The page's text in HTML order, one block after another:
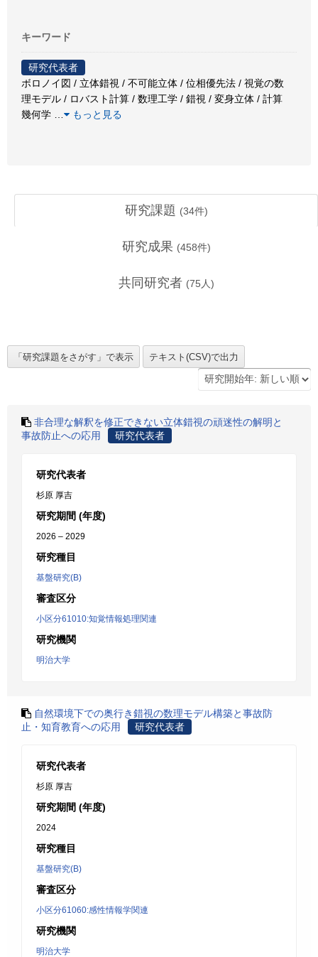
キーワード
研究代表者
ボロノイ図 / 立体錯視 / 不可能立体 / 位相優先法 / 視覚の数
理モデル / ロバスト計算 / 数理工学 / 錯視 / 変身立体 / 計算
幾何学
もっと見る
研究課題 (34件)
研究成果 (458件)
共同研究者 (75 人)
非合理な解釈を修正できない立体錯視の頑迷性の解明と
事故防止への応用
研究代表者
研究代表者
杉原 厚吉
研究期間 (年度)
2026 – 2029
研究種目
基盤研究(B)
審査区分
小区分61010:知覚情報処理関連
研究機関
明治大学
自然環境下での奥行き錯視の数理モデル構築と事故防
止・知育教育への応用
研究代表者
研究代表者
杉原 厚吉
研究期間 (年度)
2024
研究種目
基盤研究(B)
審査区分
小区分61060:感性情報学関連
研究機関
明治大学